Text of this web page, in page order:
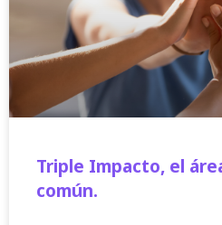
Triple Impacto, el
común.